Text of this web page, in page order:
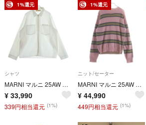
1%還元
シャツ
MARNI マルニ 25AW ジップアップ 長袖シャツ ホワイト CUMU0297P0
¥ 33,990
339円相当還元 (1%)
1%還元
ニット/セーター
MARNI マルニ 25AW モヘア混ウール クルーネック ボーダー ニットセーター ピンク GCMG0204Q1
¥ 44,990
449円相当還元 (1%)